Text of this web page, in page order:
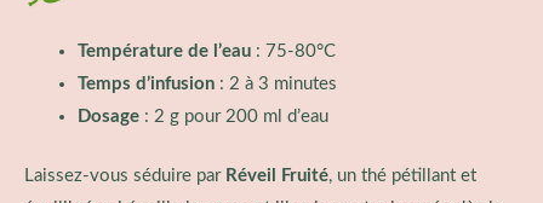
Température de l’eau: 75-80°C
Temps d’infusion: 2 à 3 minutes
Dosage: 2 g pour 200 ml d’eau
Laissez-vous séduire par Réveil Fruité, un thé pétillant et